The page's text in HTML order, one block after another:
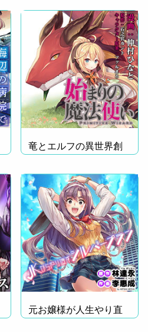
竜とエルフの異世界創
世！
元お嬢様が人生やり直
し!?